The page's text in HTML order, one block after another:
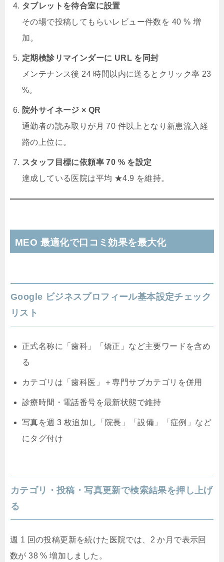
タブレットを待合室に設置
その場で投稿してもらいレビュー件数を 40 % 増
加。
定期検診リマインダーに URL を同封
メンテナンス後 24 時間以内に送るとクリック率 23
%。
院外サイネージ × QR
通勤者の読み取りが月 70 件以上となり新患流入経
路の上位に。
スタッフ目標に依頼率 70 % を設定
達成している医院は平均 ★4.9 を維持。
MEO 最適化で口コミ効果を最大化
Google ビジネスプロフィール基本設定チェック
リスト
正式名称に「歯科」「矯正」など主要ワードを含め
る
カテゴリは「歯科医」＋専門サブカテゴリを併用
診療時間・電話番号を最新状態で維持
写真を週 3 枚追加し「院長」「設備」「症例」など
にタグ付け
カテゴリ・投稿・写真更新で検索結果を押し上げ
る
週 1 回の投稿更新を続けた医院では、2 か月で表示回
数が 38 % 増加しました。